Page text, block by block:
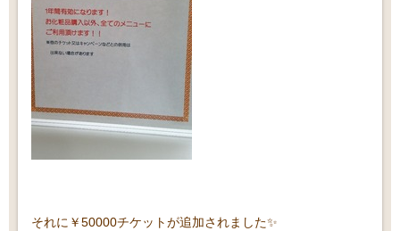
それに￥50000チケットが追加されました✨